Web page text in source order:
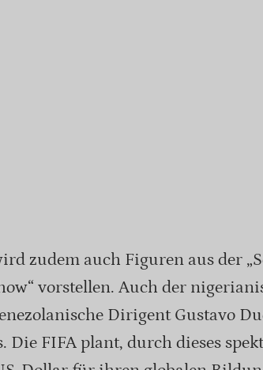
zudem auch Figuren aus der
vorstellen. Auch der
Dirigent Gustavo
Die FIFA plant, durch dieses